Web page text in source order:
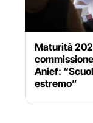
Maturità
Anief:
estremo”